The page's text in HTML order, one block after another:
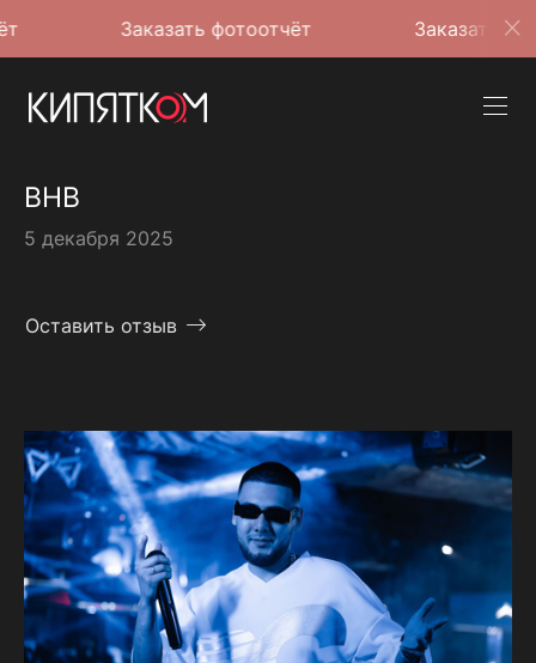
Заказать фотоотчёт Заказать фотоотчёт
BHB
5 декабря 2025
Оставить отзыв